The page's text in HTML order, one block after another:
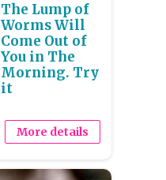
The Lump of
Worms Will
Come Out of
You in The
Morning. Try
it
More details